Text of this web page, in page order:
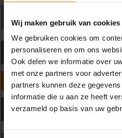
Wij maken gebruik van cookies
We gebruiken cookies om
personaliseren en om ons
Ook delen we informatie over
met onze partners voor
partners kunnen deze
informatie die u aan ze heeft
verzameld op basis van uw
10:00 -11:00
20:30 -21:30